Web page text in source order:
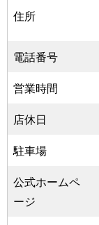
住所
電話番号
営業時間
店休日
駐車場
公式ホームペ
ージ